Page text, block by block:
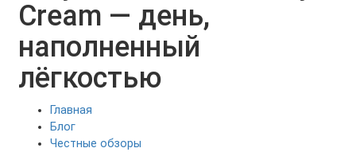
Cream — день,
наполненный
лёгкостью
Главная
Блог
Честные обзоры